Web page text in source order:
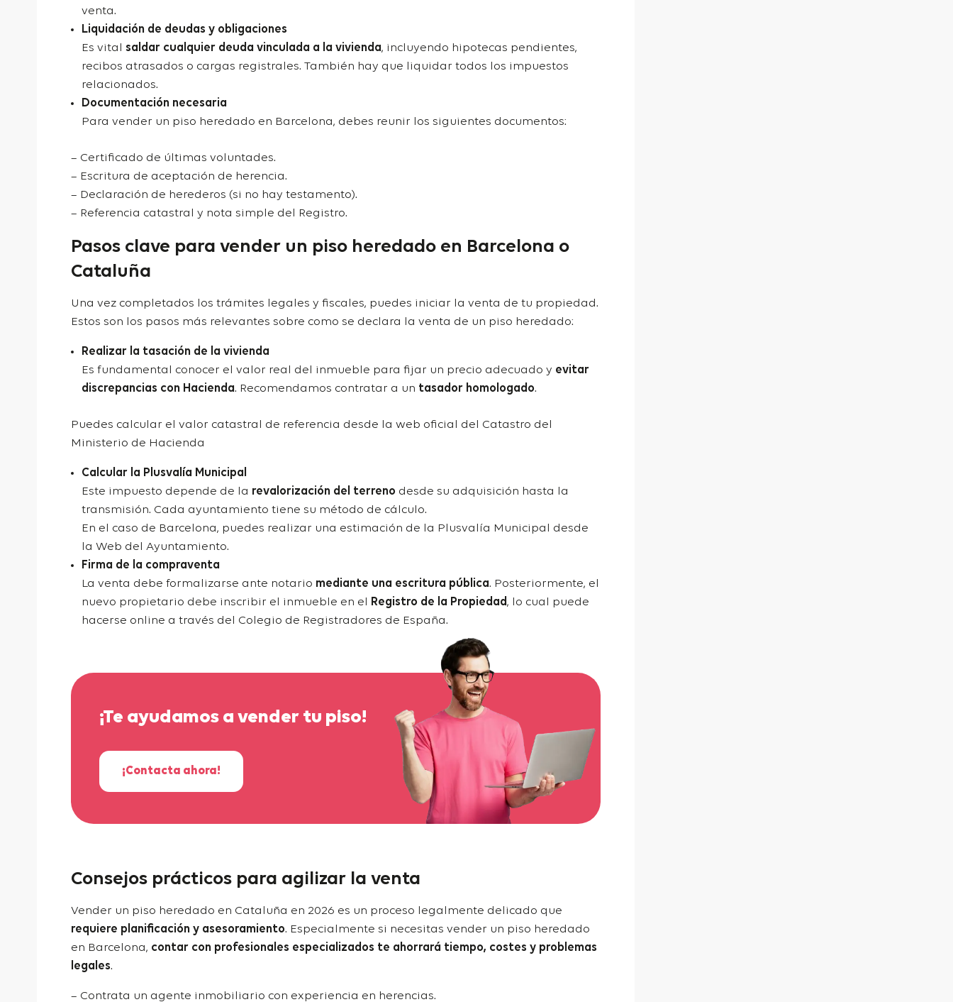
venta.
Liquidación de deudas y obligaciones
Es vital
saldar cualquier deuda vinculada a la vivienda, incluyendo hipotecas pendientes,
recibos atrasados o cargas registrales. También hay que liquidar todos los impuestos
relacionados.
Documentación necesaria
Para vender un piso heredado en Barcelona, debes reunir los siguientes documentos:
– Certificado de últimas voluntades.
– Escritura de aceptación de herencia.
– Declaración de herederos (si no hay testamento).
– Referencia catastral y nota simple del Registro.
Pasos clave para vender un piso heredado en Barcelona o
Cataluña
Una vez completados los trámites legales y fiscales, puedes iniciar la venta de tu propiedad.
Estos son los pasos más relevantes sobre como se declara la venta de un piso heredado:
Realizar la tasación de la vivienda
Es fundamental conocer el valor real del inmueble para fijar un precio adecuado y evitar
discrepancias con Hacienda. Recomendamos contratar a un tasador homologado.
Puedes calcular el valor catastral de referencia desde la web oficial del Catastro del
Ministerio de Hacienda
Calcular la Plusvalía Municipal
Este impuesto depende de la revalorización del terreno desde su adquisición hasta la
transmisión. Cada ayuntamiento tiene su método de cálculo.
En el caso de Barcelona, puedes realizar una estimación de la Plusvalía Municipal
desde
la Web del Ayuntamiento.
Firma de la compraventa
La venta debe formalizarse ante notario mediante una escritura pública. Posteriormente, el
nuevo propietario debe inscribir el inmueble en el
Registro de la Propiedad, lo cual puede
hacerse online a través del Colegio de Registradores de España.
¡Te ayudamos a vender tu piso!
¡Contacta ahora!
Consejos prácticos para agilizar la venta
Vender un piso heredado en Cataluña en 2026 es un proceso legalmente delicado que
requiere planificación y asesoramiento. Especialmente si necesitas vender un piso heredado
en Barcelona, contar con profesionales especializados te ahorrará tiempo, costes y problemas
legales.
– Contrata un agente inmobiliario con experiencia en herencias.